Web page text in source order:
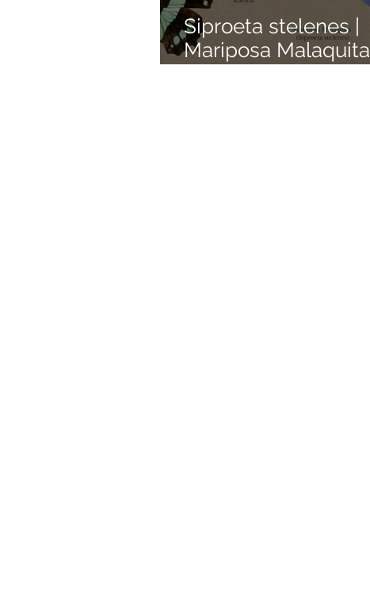
Siproeta stelenes |
Mariposa Malaquita |